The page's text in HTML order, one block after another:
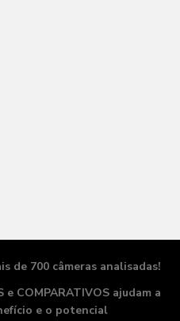
de 700 câmeras analisadas!
e COMPARATIVOS ajudam a
e o potencial